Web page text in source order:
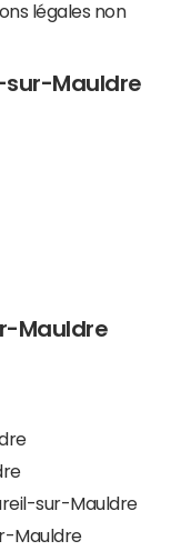
légales non
sur-Mauldre
Mauldre
sur-Mauldre
Mauldre